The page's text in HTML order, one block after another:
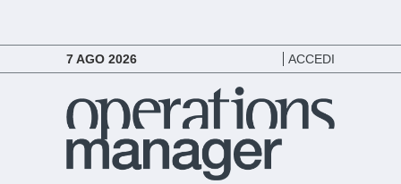
7 AGO 2026 ACCEDI